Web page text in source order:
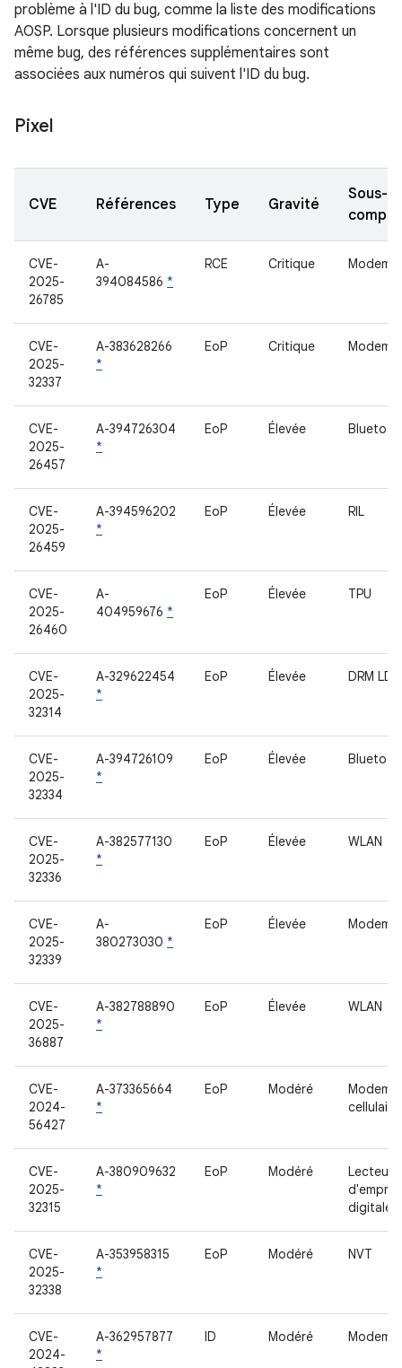
problème à l'ID du bug, comme la liste des modifications
AOSP. Lorsque plusieurs modifications concernent un
même bug, des références supplémentaires sont
associées aux numéros qui suivent l'ID du bug.
Pixel
CVE Références Type Gravité
Sous-
CVE-
2025-
26785
A-
394084586 *
RCE Critique Modem
CVE-
2025-
32337
A-383628266
*
EoP Critique Modem
CVE-
2025-
26457
A-394726304
*
EoP Élevée
CVE-
2025-
26459
A-394596202
*
EoP Élevée RIL
CVE-
2025-
26460
A-
404959676 *
EoP Élevée TPU
CVE-
2025-
32314
A-329622454
*
EoP Élevée DRM
CVE-
2025-
32334
A-394726109
*
EoP Élevée
CVE-
2025-
32336
A-382577130
*
EoP Élevée WLAN
CVE-
2025-
32339
A-
380273030 *
EoP Élevée Modem
CVE-
2025-
36887
A-382788890
*
EoP Élevée WLAN
CVE-
2024-
56427
A-373365664
*
EoP Modéré
Modem
cellulaire
CVE-
2025-
32315
A-380909632
*
EoP Modéré
Lecteur
digitale
CVE-
2025-
32338
A-353958315
*
EoP Modéré NVT
CVE-
2024-
A-362957877
*
ID Modéré Modem